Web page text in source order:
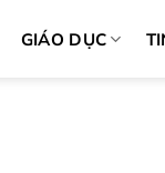
GIÁO DỤC